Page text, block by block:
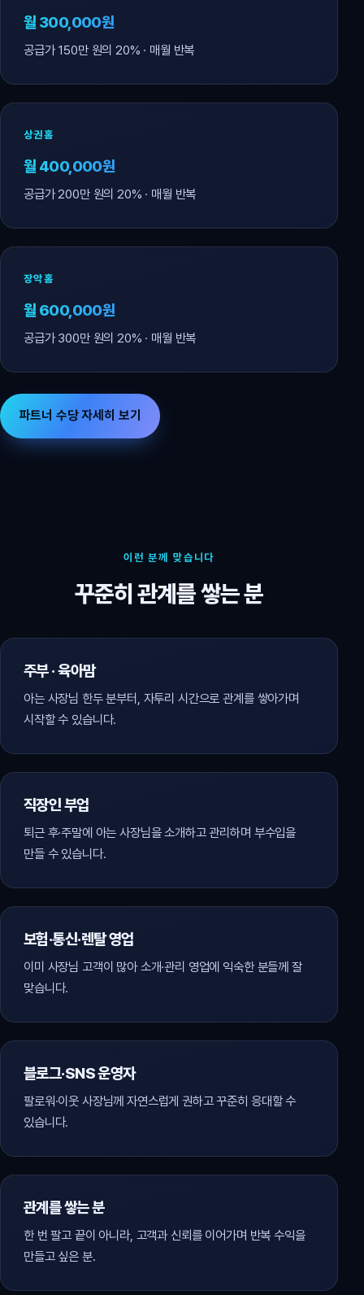
월 300,000원
공급가 150만 원의 20% · 매월 반복
상권홈
월 400,000원
공급가 200만 원의 20% · 매월 반복
장악홈
월 600,000원
공급가 300만 원의 20% · 매월 반복
파트너 수당 자세히 보기
이런 분께 맞습니다
꾸준히 관계를 쌓는 분
주부 · 육아맘
아는 사장님 한두 분부터, 자투리 시간으로 관계를 쌓아가며
시작할 수 있습니다.
직장인 부업
퇴근 후·주말에 아는 사장님을 소개하고 관리하며 부수입을
만들 수 있습니다.
보험·통신·렌탈 영업
이미 사장님 고객이 많아 소개·관리 영업에 익숙한 분들께 잘
맞습니다.
블로그·SNS 운영자
팔로워·이웃 사장님께 자연스럽게 권하고 꾸준히 응대할 수
있습니다.
관계를 쌓는 분
한 번 팔고 끝이 아니라, 고객과 신뢰를 이어가며 반복 수익을
만들고 싶은 분.